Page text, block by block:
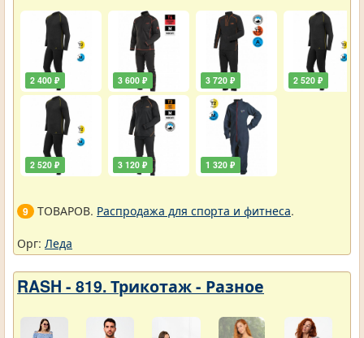
2 400 ₽
2 520 ₽
3 600 ₽
3 120 ₽
3 720 ₽
1 320 ₽
2 520 ₽
9 ТОВАРОВ. Распродажа для спорта и фитнеса.
Орг: Леда
RASH - 819. Трикотаж - Разное